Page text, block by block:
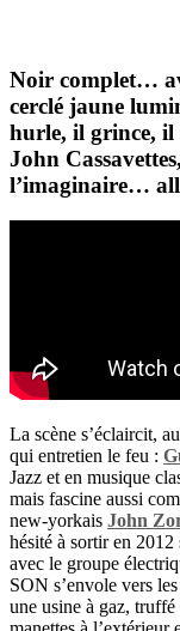
Noir complet…
cerclé jaune
hurle, il grince, il
John Cassavettes
l’imaginaire…
La scène s’éclaircit,
qui entretien le feu :
Jazz et en musique
mais fascine aussi
new-yorkais John
hésité à sortir en
avec le groupe
SON s’envole vers
une usine à gaz,